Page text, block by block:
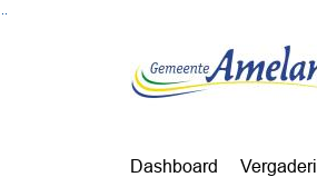
Dashboard